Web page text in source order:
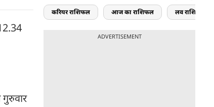
करियर राशिफल आज का राशिफल लव राशिफल
ADVERTISEMENT